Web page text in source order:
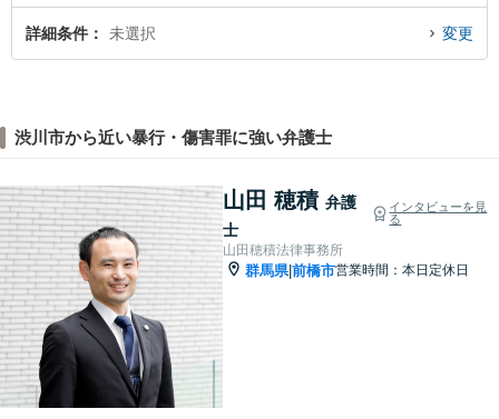
詳細条件 未選択 変更
渋川市から近い暴行・傷害罪に強い弁護士
山田 穂積 弁護
士
インタビューを見
る
山田穂積法律事務所
群馬県|前橋市営業時間：本日定休日